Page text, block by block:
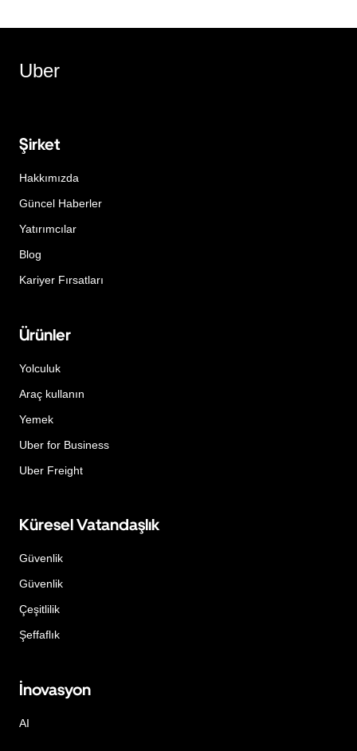
Uber
Şirket
Hakkımızda
Güncel Haberler
Yatırımcılar
Blog
Kariyer Fırsatları
Ürünler
Yolculuk
Araç kullanın
Yemek
Uber for Business
Uber Freight
Küresel Vatandaşlık
Güvenlik
Güvenlik
Çeşitlilik
Şeffaflık
İnovasyon
AI